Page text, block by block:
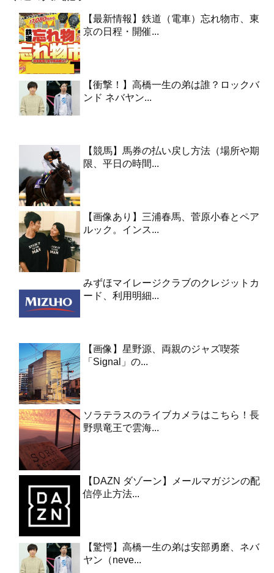
【最新情報】鉄道（電車）忘れ物市、東
京の日程・開催...
【衝撃！】高橋一生の弟は誰？ロックバ
ンド ネバヤン...
【競馬】馬券の払い戻し方法（場所や期
限、平日の時間...
【画像あり】三浦春馬、菅原小春とペア
ルック。インス...
みずほマイレージクラブのクレジットカ
ード、利用明細...
【画像】星野源、両親のジャズ喫茶
「Signal」の...
ソラテラスのライブカメラはこちら！長
野県竜王で雲海...
【DAZN ダゾーン】メールマガジンの配
信停止方法...
【驚愕】高橋一生の弟は安部勇磨、ネバ
ヤン（neve...